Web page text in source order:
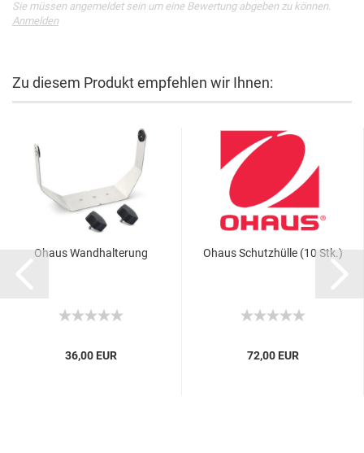
Sie müssen angemeldet sein um eine Bewertung abgeben zu können.
Anmelden
Zu diesem Produkt empfehlen wir Ihnen:
Ohaus Wandhalterung
36,00 EUR
Ohaus Schutzhülle (10 Stk.)
72,00 EUR